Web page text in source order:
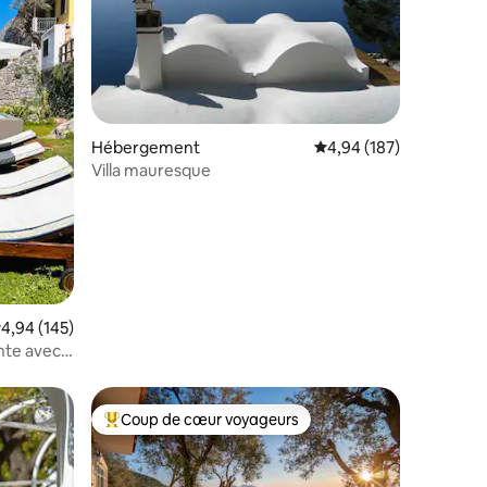
: 4,81 sur 5
moyenne sur la base de 145 commentaires : 4,94 sur 5
4,94 (145)
avec
Hébergement Évaluation moyenne
4,94 (187)
Villa mauresque
appréciés Coups de cœur voyageurs les plus appréciés
Coup de cœur voyageurs